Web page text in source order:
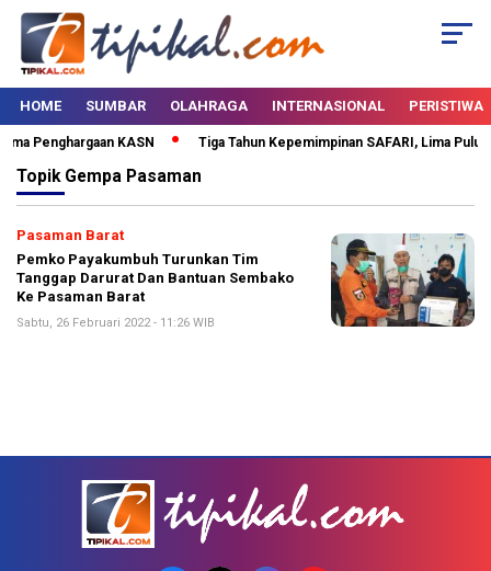
HOME SUMBAR OLAHRAGA INTERNASIONAL PERISTIWA
Penghargaan KASN Tiga Tahun Kepemimpinan SAFARI, Lima
Topik Gempa Pasaman
Pasaman Barat
Pemko Payakumbuh Turunkan Tim
Tanggap Darurat Dan Bantuan Sembako
Ke Pasaman Barat
Sabtu, 26 Februari 2022 - 11:26 WIB